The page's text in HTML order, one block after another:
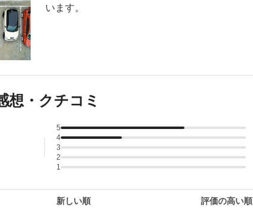
います。
想・クチコミ
5
4
3
2
1
新しい順 評価の高い順